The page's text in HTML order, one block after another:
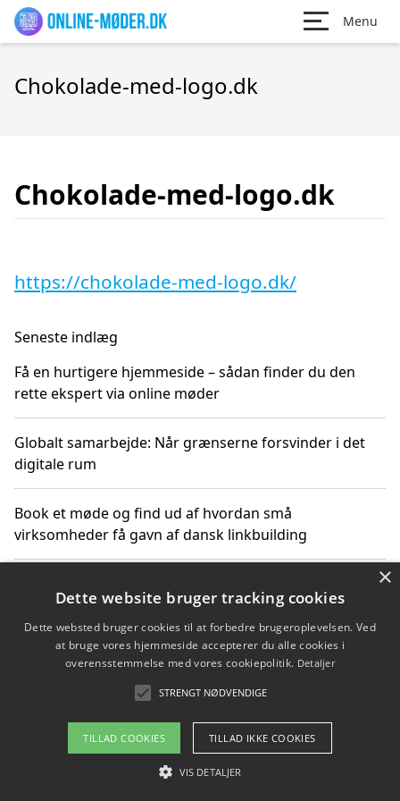
Menu
Chokolade-med-logo.dk
Chokolade-med-logo.dk
https://chokolade-med-logo.dk/
Seneste indlæg
Få en hurtigere hjemmeside – sådan finder du den
rette ekspert via online møder
Globalt samarbejde: Når grænserne forsvinder i det
digitale rum
Book et møde og find ud af hvordan små
virksomheder få gavn af dansk linkbuilding
får du indgår et samarbejde
Hold et møde med en WordPress ekspert og vælg den
mest professionelle til at vedligeholde din løsning
Copyright 2026 - Pilanto Aps
Om / kontakt
×
Dette website bruger tracking cookies
Dette websted bruger cookies til at forbedre brugeroplevelsen. Ved
at bruge vores hjemmeside accepterer du alle cookies i
overensstemmelse med vores cookiepolitik. Detaljer
STRENGT NØDVENDIGE
TILLAD COOKIES TILLAD IKKE COOKIES
VIS DETALJER